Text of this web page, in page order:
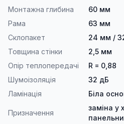
Монтажна глибина
60 мм
Рама
63 мм
Склопакет
24 мм /
Товщина стінки
2,5 мм
Опір теплопередачі
R = 0,88
Шумоізоляція
32 дБ
Ламінація
Біла
Призначення
заміна у